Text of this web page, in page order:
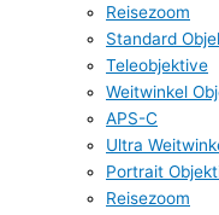
Reisezoom
Standard
Teleobjektive
Weitwinkel
APS-C
Ultra
Portrait
Reisezoom